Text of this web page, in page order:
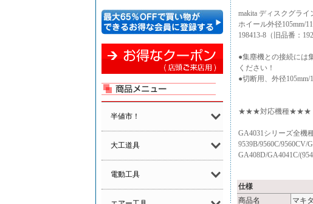
半値市！
大工道具
電動工具
makita ディスクグラ
ホイール外径105mm/
198413-8（旧品番：
●集塵機との接続には
ください！
●切断用、外径105mm/
★★★対応機種★★★
GA4031シリーズ全機
9539B/9560C/9560CV/
GA408D/GA4041C/
仕様
商品名
マキ